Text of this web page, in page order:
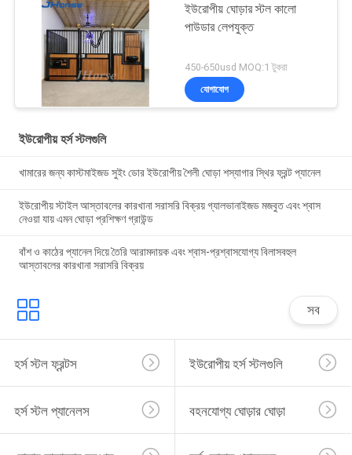
ইউরোপীয় ঘোড়ার স্টল কালো
পাউডার লেপযুক্ত
450-650usd MOQ:1 টুকরা
যোগাযোগ
ইউরোপীয় হর্স স্টলগুলি
খামারের জন্য কাস্টমাইজড সুইং ডোর ইউরোপীয় শৈলী ঘোড়া শস্যাগার স্থির ফ্রন্ট প্যানেল
ইউরোপীয় স্টাইল আস্তাবলের কারখানা সরাসরি বিক্রয় গ্যালভানাইজড মজবুত এবং শ্বাস
নেওয়া যায় এমন ঘোড়া প্রশিক্ষণ গ্রাউন্ড
বাঁশ ও কাঠের প্যানেল দিয়ে তৈরি আরামদায়ক এবং শ্বাস-প্রশ্বাসযোগ্য বিলাসবহুল
আস্তাবলের কারখানা সরাসরি বিক্রয়
সব
হর্স স্টল ফ্রন্টস ইউরোপীয় হর্স স্টলগুলি
হর্স স্টল প্যানেলস বহনযোগ্য ঘোড়ার ঘোড়া